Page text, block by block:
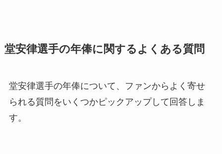
堂安律選手の年俸に関するよくある質問
堂安律選手の年俸について、ファンからよく寄せ
られる質問をいくつかピックアップして回答しま
す。